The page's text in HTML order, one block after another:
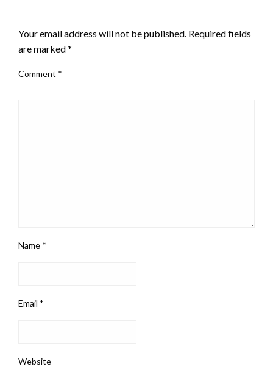
Your email address will not be published. Required fields
are marked*
Comment *
Name *
Email *
Website